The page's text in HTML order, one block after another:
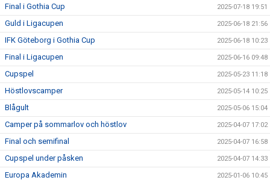
Final i Gothia Cup 2025-07-18 19:51
Guld i Ligacupen 2025-06-18 21:56
IFK Göteborg i Gothia Cup 2025-06-18 10:23
Final i Ligacupen 2025-06-16 09:48
Cupspel 2025-05-23 11:18
Höstlovscamper 2025-05-14 10:25
Blågult 2025-05-06 15:04
Camper på sommarlov och höstlov 2025-04-07 17:02
Final och semifinal 2025-04-07 16:58
Cupspel under påsken 2025-04-07 14:33
Europa Akademin 2025-01-06 10:45